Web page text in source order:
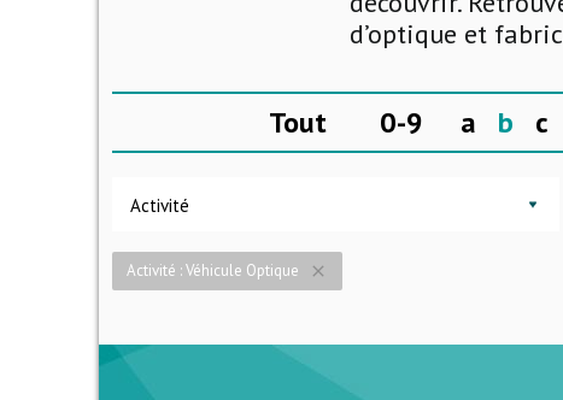
d’optique et
Tout 0-9 a b c
Activité
Activité : Véhicule Optique close